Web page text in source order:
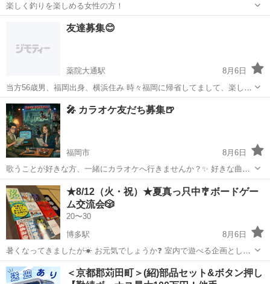
楽しく釣りを楽しめる女性の方！
天道駅
友達募集😊
薬院大通駅
8月6日
当方56歳男、福岡出身、横浜住み 時々福岡に帰省してまして、楽しく
お話しできる方探してす。 直近で明日8/7は実家で暇しております。
よかったら博多駅、天神、薬院付近、どこでもよいですが、居酒屋な
どでお食事をご一緒...
福岡 福岡市 薬院大通駅 その他
🎤 カラオケ友だち募集🍺
福岡市
8月6日
歌うことが好きな方、一緒にカラオケへ行きませんか？✨ 好きな曲を
自由に歌いましょう！ ​ジャンル： アニソンからボカロまでOK！
🎶（VOCALOID歓迎✨） ​時間： 話し合いで決定⏰ ​場所： 福岡市内📍 ​
ルー...
福岡 福岡市 ランチ
★8/12（火・祝）★夏真っ只中🎐ボードゲー
ム交流会🎲
20〜30
博多駅
8月6日
暑くなってきましたが☀ お元気でしょうか❓️ 室内で遊べる企画とし
て、、 ボードゲーム交流会🎲開催します‼️ ✅️福岡で友だちを作りたい
ひと‼️ ✅️趣味の輪を広げたいひと‼️ ✅️休日に遊んで、リフレッシュした
福岡 福岡市 博多駅 ゲーム/アプリ ボドゲ
＜京都郡苅田町＞(紹)部品セット&ボタン押し